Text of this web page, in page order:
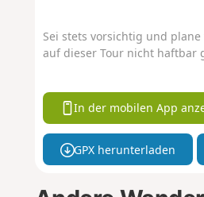
Sei stets vorsichtig und
auf dieser Tour nicht haftbar
In der mobilen App
GPX herunterladen